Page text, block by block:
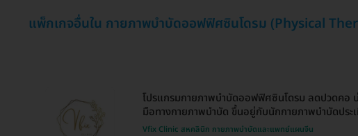
แพ็กเกจอื่นใน กายภาพบำบัดออฟฟิศซินโดรม (Physical
โปรแกรมกายภาพบำบัดออฟฟิศซินโดรม ลดปวดคอ
มือทางกายภาพบำบัด ขึ้นอยู่กับนักกายภาพบำบัดประ
Vfix Clinic สหคลินิก กายภาพบำบัดและแพทย์แผนจีน